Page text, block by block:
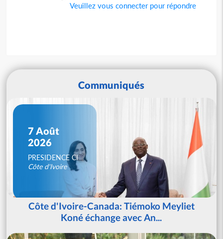
Veuillez vous connecter pour répondre
Communiqués
7 Août
2026
PRESIDENCE CI
Côte d'Ivoire
Côte d'Ivoire-Canada: Tiémoko Meyliet
Koné échange avec An...